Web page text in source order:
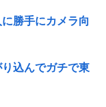
勝手にカメラ向
り込んでガチで東